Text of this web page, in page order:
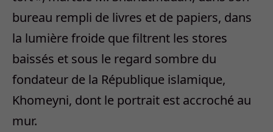
bureau rempli de livres et de papiers, dans
la lumière froide que filtrent les stores
baissés et sous le regard sombre du
fondateur de la République islamique,
Khomeyni, dont le portrait est accroché au
mur.